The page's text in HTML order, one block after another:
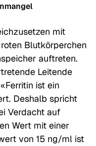
mit
Blutkörperchen
auftreten.
Leitende
ist ein
Deshalb spricht
Verdacht auf
Wert mit einer
von 15 ng/ml ist